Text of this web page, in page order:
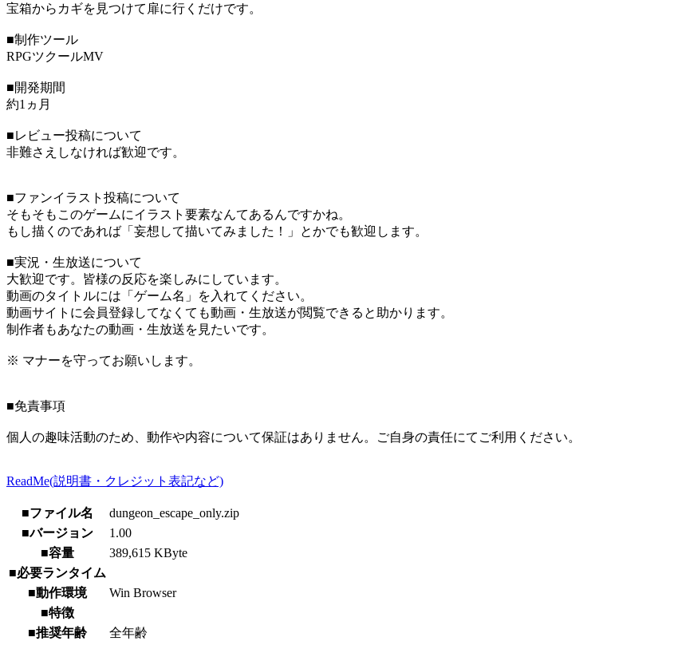
宝箱からカギを見つけて扉に行くだけです。
■制作ツール
RPGツクールMV
■開発期間
約1ヵ月
■レビュー投稿について
非難さえしなければ歓迎です。
■ファンイラスト投稿について
そもそもこのゲームにイラスト要素なんてあるんですかね。
もし描くのであれば「妄想して描いてみました！」とかでも歓迎します。
■実況・生放送について
大歓迎です。皆様の反応を楽しみにしています。
動画のタイトルには「ゲーム名」を入れてください。
動画サイトに会員登録してなくても動画・生放送が閲覧できると助かります。
制作者もあなたの動画・生放送を見たいです。
※ マナーを守ってお願いします。
■免責事項
個人の趣味活動のため、動作や内容について保証はありません。ご自身の責任にてご利用ください。
ReadMe(説明書・クレジット表記など)
■ファイル名
dungeon_escape_only.zip
■バージョン
1.00
■容量
389,615 KByte
■必要ランタイム
■動作環境
Win Browser
■特徴
■推奨年齢
全年齢